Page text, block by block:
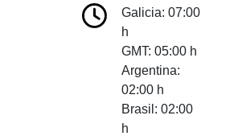
Galicia: 07:00
h
GMT: 05:00 h
Argentina:
02:00 h
Brasil: 02:00
h